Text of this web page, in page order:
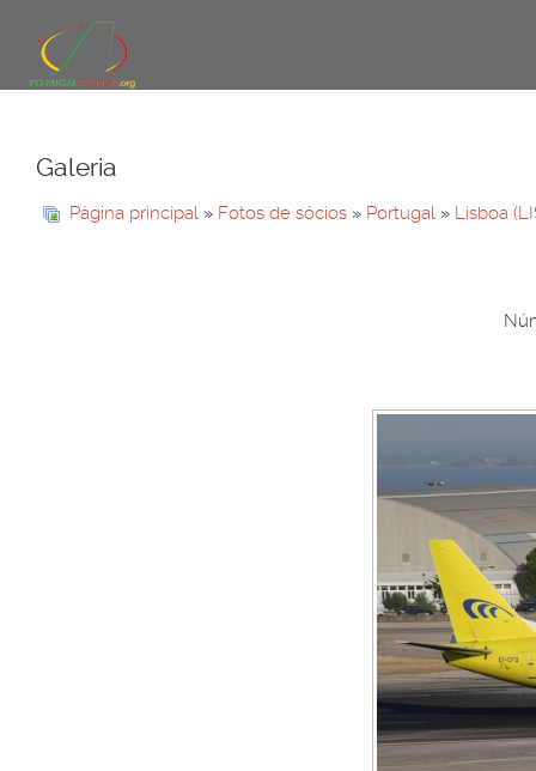
Galeria
Página principal » Fotos de sócios » Portugal » Lisboa